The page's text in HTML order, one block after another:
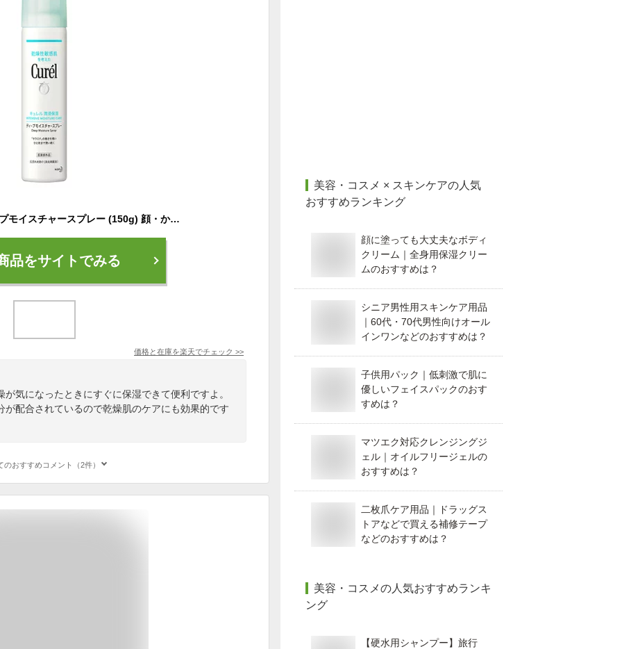
花王 キュレル ディープモイスチャースプレー (150g) 顔・からだ用 ミスト状化粧水 curel
品をサイトでみる
価格と在庫を楽天でチェック >>
気になったときにすぐに保湿できて便利ですよ。
が配合されているので乾燥肌のケアにも効果的です
のおすすめコメント（2件）
美容・コスメ × スキンケアの人気
おすすめランキング
顔に塗っても大丈夫なボディ
クリーム｜全身用保湿クリー
ムのおすすめは？
シニア男性用スキンケア用品
｜60代・70代男性向けオール
インワンなどのおすすめは？
子供用パック｜低刺激で肌に
優しいフェイスパックのおす
すめは？
マツエク対応クレンジングジ
ェル｜オイルフリージェルの
おすすめは？
二枚爪ケア用品｜ドラッグス
トアなどで買える補修テープ
などのおすすめは？
美容・コスメの人気おすすめランキ
ング
【硬水用シャンプー】旅行